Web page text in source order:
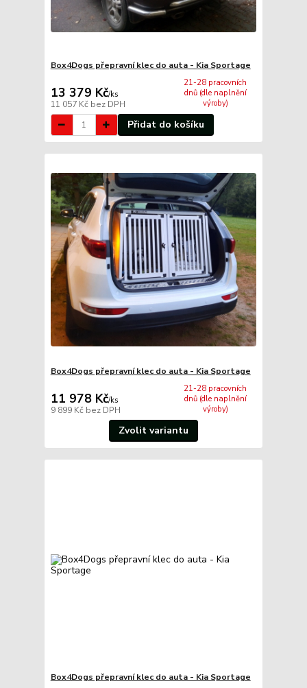
Box4Dogs přepravní klec do auta - Kia Sportage
13 379 Kč/ks
11 057 Kč bez DPH
21-28 pracovních
dnů (dle naplnění
výroby)
Přidat do košíku
Box4Dogs přepravní klec do auta - Kia Sportage
11 978 Kč/ks
9 899 Kč bez DPH
21-28 pracovních
dnů (dle naplnění
výroby)
Zvolit variantu
Box4Dogs přepravní klec do auta - Kia Sportage